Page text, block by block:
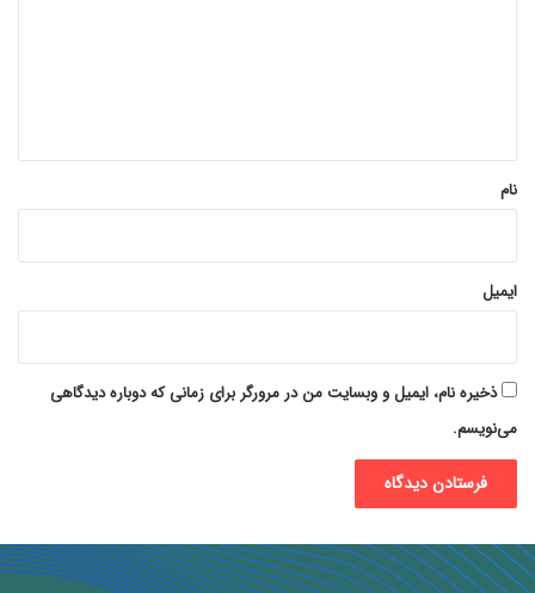
نام
ایمیل
ذخیره نام، ایمیل و وبسایت من در مرورگر برای زمانی که دوباره دیدگاهی
می‌نویسم.